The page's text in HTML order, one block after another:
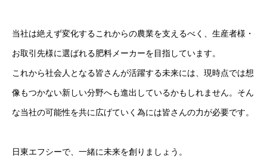
日東エフシーの仕事
当社は絶えず変化するこれからの農業を支えるべく、生産者様・
お取引先様に選ばれる肥料メーカーを目指しています。
これから社会人となる皆さんが活躍する未来には、現時点では想
像もつかない新しい分野へも進出しているかもしれません。そん
な当社の可能性を共に広げていく為には皆さんの力が必要です。
日東エフシーで、一緒に未来を創りましょう。